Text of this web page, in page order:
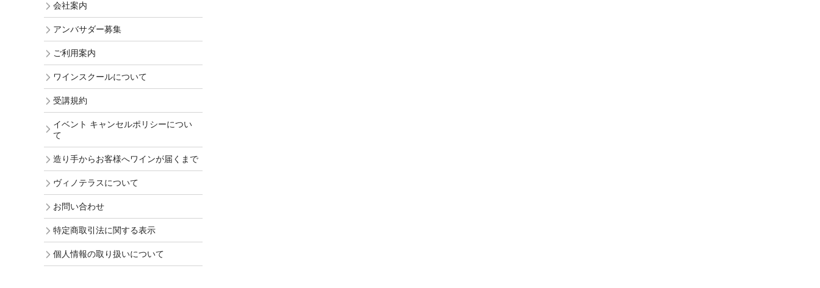
会社案内
アンバサダー募集
ご利用案内
ワインスクールについて
受講規約
イベント キャンセルポリシーについ
て
造り手からお客様へワインが届くまで
ヴィノテラスについて
お問い合わせ
特定商取引法に関する表示
個人情報の取り扱いについて